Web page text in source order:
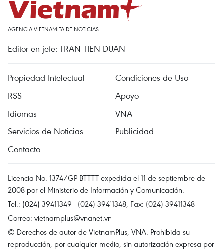
AGENCIA VIETNAMITA DE NOTICIAS
Editor en jefe: TRAN TIEN DUAN
Propiedad Intelectual
Condiciones de Uso
RSS
Apoyo
Idiomas
VNA
Servicios de Noticias
Publicidad
Contacto
Licencia No. 1374/GP-BTTTT expedida el 11 de septiembre de
2008 por el Ministerio de Información y Comunicación.
Tel.: (024) 39411349 - (024) 39411348, Fax: (024) 39411348
Correo: vietnamplus@vnanet.vn
© Derechos de autor de VietnamPlus, VNA. Prohibida su
reproducción, por cualquier medio, sin autorización expresa por